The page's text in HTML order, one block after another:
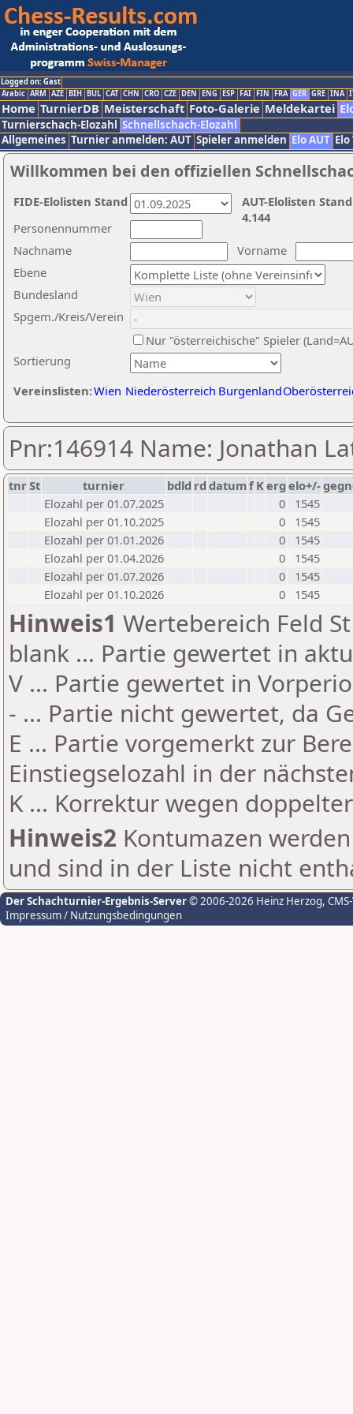
Logged on: Gast
Arabic ARM AZE BIH BUL CAT CHN CRO CZE DEN ENG ESP FAI FIN FRA GER GRE INA
Home TurnierDB Meisterschaft Foto-Galerie Meldekartei
Turnierschach-Elozahl Schnellschach-Elozahl
Allgemeines Turnier anmelden: AUT Spieler anmelden Elo AUT
Willkommen bei den offiziellen
Nachname
Vorname
Ebene
Sortierung
Personennummer
Bundesland
Spgem./Kreis/Verein
Nur "österreichische" Spieler
Vereinslisten:Wien Niederösterreich Burgenland
AUT-Elolisten
4.144
FIDE-Elolisten Stand
Pnr:146914 Name: Jonathan
tnrSt turnier bdld rd datumf Kerg elo+/-
Elozahl per 01.07.2025
0
1545
Elozahl per 01.10.2025
0
1545
Elozahl per 01.01.2026
0
1545
Elozahl per 01.04.2026
0
1545
Elozahl per 01.07.2026
0
1545
Elozahl per 01.10.2026
0 1545
Hinweis1 Wertebereich Feld
blank ... Partie gewertet in
V ... Partie gewertet in
- ... Partie nicht gewertet, da
E ... Partie vorgemerkt zur
Einstiegselozahl in der
K ... Korrektur wegen
Hinweis2 Kontumazen
und sind in der Liste nicht
Der Schachturnier-Ergebnis-Server© 2006-2026 Heinz Herzog,
Impressum / Nutzungsbedingungen